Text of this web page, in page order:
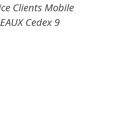
Clients Mobile
Cedex 9